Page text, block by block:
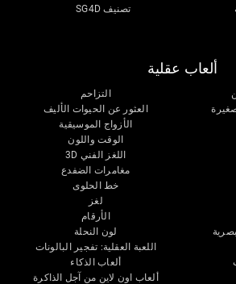
تصنيف SG4D
ألعاب عقلية
التزاحم
العثور عن الحيوات الأليف
الأزواج الموسيقية
الوقت واللون
اللغز الفني 3D
مغامرات الضفدع
خط الحلوى
لغز
الأرقام
لون النحلة
اللعبة العقلية: تفجير البالونات
ألعاب الذكاء
ألعاب اون لاين من آجل الذاكرة